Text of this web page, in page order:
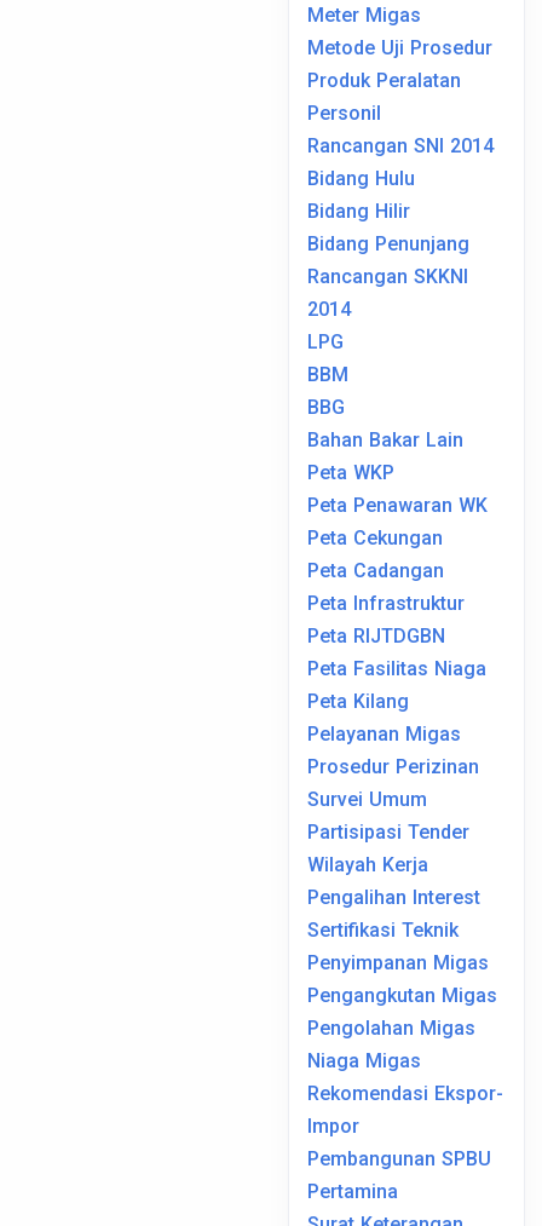
Meter Migas
Metode Uji Prosedur
Produk Peralatan
Personil
Rancangan SNI 2014
Bidang Hulu
Bidang Hilir
Bidang Penunjang
Rancangan SKKNI
2014
LPG
BBM
BBG
Bahan Bakar Lain
Peta WKP
Peta Penawaran WK
Peta Cekungan
Peta Cadangan
Peta Infrastruktur
Peta RIJTDGBN
Peta Fasilitas Niaga
Peta Kilang
Pelayanan Migas
Prosedur Perizinan
Survei Umum
Partisipasi Tender
Wilayah Kerja
Pengalihan Interest
Sertifikasi Teknik
Penyimpanan Migas
Pengangkutan Migas
Pengolahan Migas
Niaga Migas
Rekomendasi Ekspor-
Impor
Pembangunan SPBU
Pertamina